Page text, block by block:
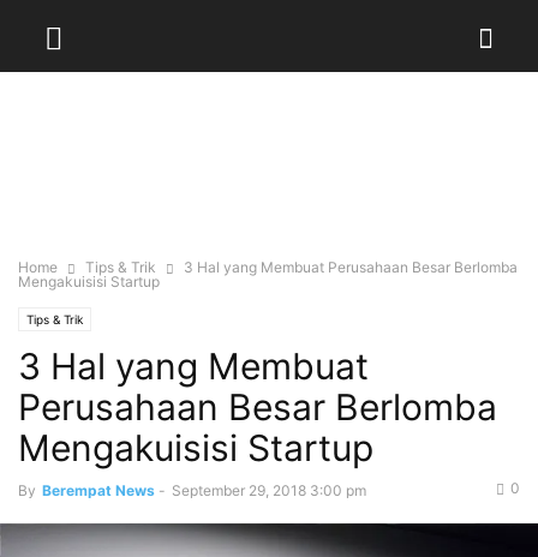
Home Tips & Trik
3 Hal yang Membuat Perusahaan Besar Berlomba
Mengakuisisi Startup
Tips & Trik
3 Hal yang Membuat
Perusahaan Besar Berlomba
Mengakuisisi Startup
By Berempat News - September 29, 2018 3:00 pm 0